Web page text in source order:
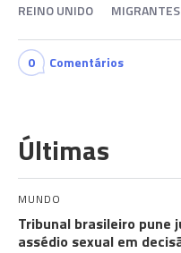
REINO UNIDO MIGRANTES
0 Comentários
Últimas
MUNDO
Tribunal brasileiro pune
assédio sexual em